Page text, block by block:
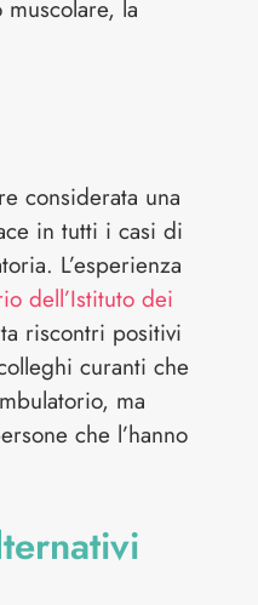
muscolare, la
considerata una
in tutti i casi di
L’esperienza
dell’Istituto dei
riscontri positivi
curanti che
ma
che l’hanno